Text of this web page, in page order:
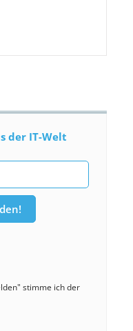
der IT-Welt
stimme ich der